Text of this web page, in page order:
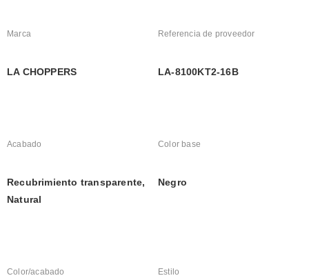
Marca
LA CHOPPERS
Referencia de proveedor
LA-8100KT2-16B
Acabado
Recubrimiento transparente,
Natural
Color base
Negro
Color/acabado Estilo